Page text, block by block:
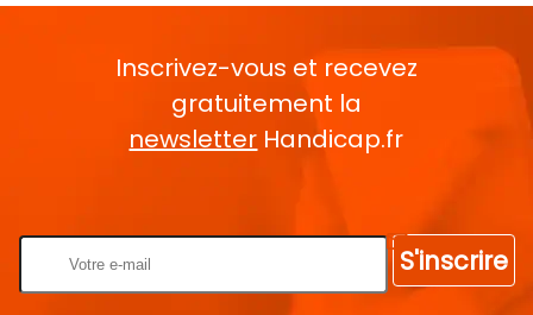
Inscrivez-vous et recevez
gratuitement la
newsletter Handicap.fr
S'inscrire